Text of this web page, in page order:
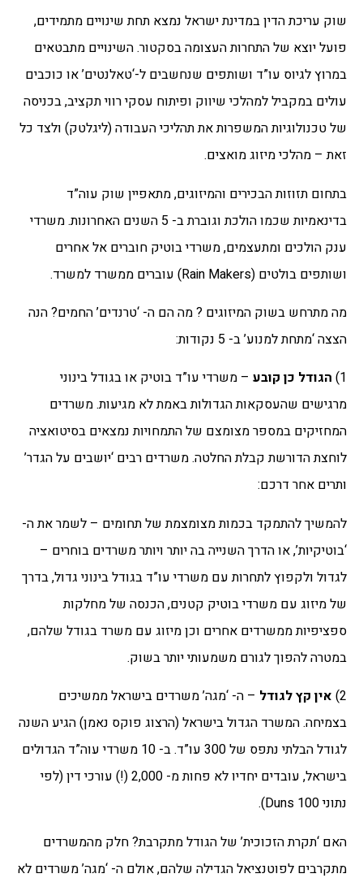
שוק עריכת הדין במדינת ישראל נמצא תחת שינויים מתמידים,
פועל יוצא של התחרות העצומה בסקטור. השינויים מתבטאים
במרוץ לגיוס עו”ד ושותפים שנחשבים ל-‘טאלנטים’ או כוכבים
עולים במקביל למהלכי שיווק ופיתוח עסקי רווי תקציב, בכניסה
של טכנולוגיות המשפרות את תהליכי העבודה (ליגלטק) ולצד כל
זאת – מהלכי מיזוג מואצים.
בתחום תזוזות הבכירים והמיזוגים, מתאפיין שוק עוה”ד
בדינאמיות שכמו הולכת וגוברת ב- 5 השנים האחרונות. משרדי
ענק הולכים ומתעצמים, משרדי בוטיק חוברים אל אחרים
ושותפים בולטים (Rain Makers) עוברים ממשרד למשרד.
מה מתרחש בשוק המיזוגים ? מה הם ה- ‘טרנדים’ החמים? הנה
הצצה ‘מתחת למנוע’ ב- 5 נקודות:
1) הגודל כן קובע – משרדי עו”ד בוטיק או בגודל בינוני
מרגישים שהעסקאות הגדולות באמת לא מגיעות. משרדים
המחזיקים במספר מצומצם של התמחויות נמצאים בסיטואציה
לוחצת הדורשת קבלת החלטה. משרדים רבים ‘יושבים על הגדר’
ותרים אחר דרכם:
להמשיך להתמקד בכמות מצומצמת של תחומים – לשמר את ה-
‘בוטיקיות’, או הדרך השנייה בה יותר ויותר משרדים בוחרים –
לגדול ולקפוץ לתחרות עם משרדי עו”ד בגודל בינוני גדול, בדרך
של מיזוג עם משרדי בוטיק קטנים, הכנסה של מחלקות
ספציפיות ממשרדים אחרים וכן מיזוג עם משרד בגודל שלהם,
במטרה להפוך לגורם משמעותי יותר בשוק.
2) אין קץ לגודל – ה- ‘מגה’ משרדים בישראל ממשיכים
בצמיחה. המשרד הגדול בישראל (הרצוג פוקס נאמן) הגיע השנה
לגודל הבלתי נתפס של 300 עו”ד. ב- 10 משרדי עוה”ד הגדולים
בישראל, עובדים יחדיו לא פחות מ- 2,000 (!) עורכי דין (לפי
נתוני Duns 100).
האם ‘תקרת הזכוכית’ של הגודל מתקרבת? חלק מהמשרדים
מתקרבים לפוטנציאל הגדילה שלהם, אולם ה- ‘מגה’ משרדים לא